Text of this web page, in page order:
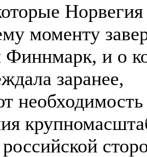
Норвегия
моменту
Финнмарк, и о
заранее,
необходимость